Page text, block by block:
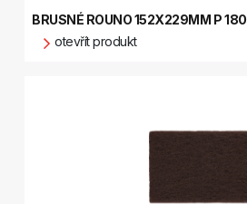
BRUSNÉ ROUNO 152X229MM P 180
otevřít produkt